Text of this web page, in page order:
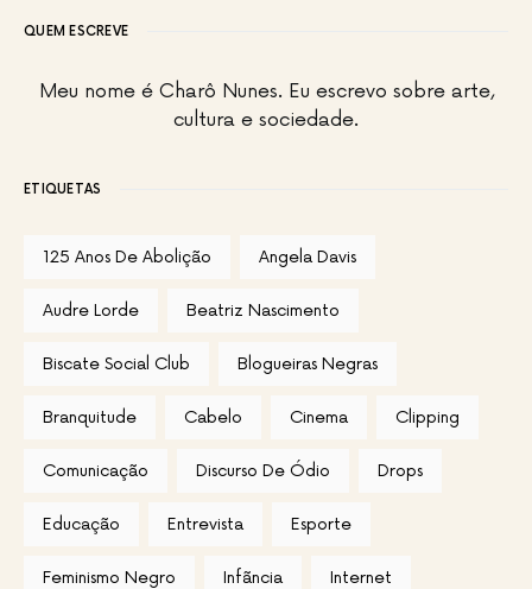
QUEM ESCREVE
Meu nome é Charô Nunes. Eu escrevo sobre arte,
cultura e sociedade.
ETIQUETAS
125 Anos De Abolição Angela Davis
Audre Lorde Beatriz Nascimento
Biscate Social Club Blogueiras Negras
Branquitude Cabelo Cinema Clipping
Comunicação Discurso De Ódio Drops
Educação Entrevista Esporte
Feminismo Negro Infãncia Internet